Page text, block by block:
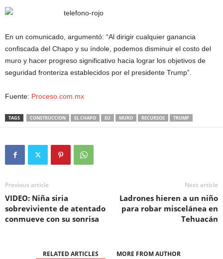
En un comunicado, argumentó: “Al dirigir cualquier ganancia
confiscada del Chapo y su índole, podemos disminuir el costo del
muro y hacer progreso significativo hacia lograr los objetivos de
seguridad fronteriza establecidos por el presidente Trump”.
Fuente: Proceso.com.mx
TAGS CONSTRUCCION EL CHAPO EU MURO RECURSOS TRUMP
Previous article
VIDEO: Niña siria
sobreviviente de atentado
conmueve con su sonrisa
Next article
Ladrones hieren a un niño
para robar miscelánea en
Tehuacán
RELATED ARTICLES MORE FROM AUTHOR